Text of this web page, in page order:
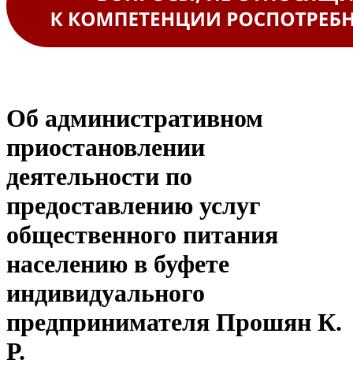
Об административном
приостановлении
деятельности по
предоставлению услуг
общественного питания
населению в буфете
индивидуального
предпринимателя Прошян К.
Р.